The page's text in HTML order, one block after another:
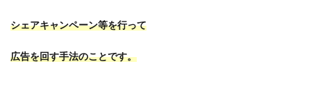
シェアキャンペーン等を行って
広告を回す手法のことです。